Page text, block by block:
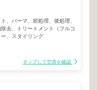
、パーマ、前処理、後処理、
去、トリートメント（フルコ
、スタイリング
タップして空席を確認